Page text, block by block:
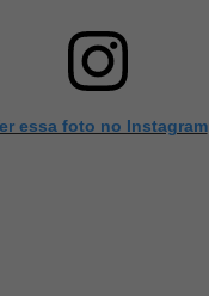
essa foto no Instagram